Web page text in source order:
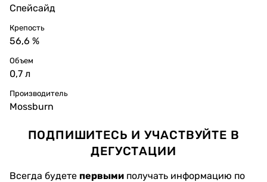
Спейсайд
Крепость
56,6 %
Объем
0,7 л
Производитель
Mossburn
ПОДПИШИТЕСЬ И УЧАСТВУЙТЕ В
ДЕГУСТАЦИИ
Всегда будете первыми получать информацию по